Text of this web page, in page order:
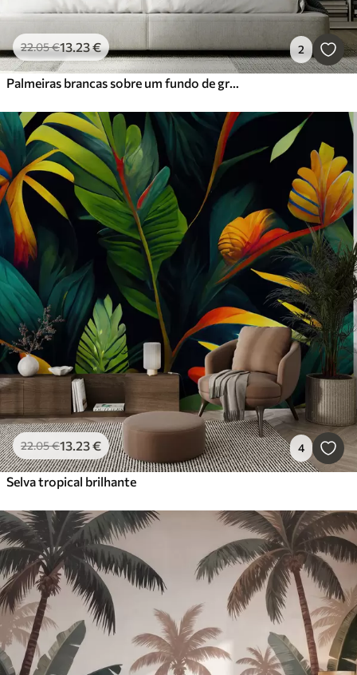
22.05€13.23€ 2
Palmeiras brancas sobre um fundo de granizo cor-de-rosa. em cores azuis
22.05€13.23€ 4
Selva tropical brilhante